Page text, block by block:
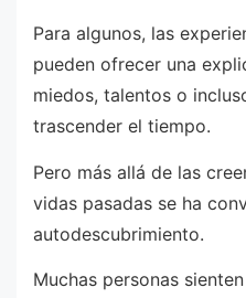
Para algunos, las
pueden ofrecer una
miedos, talentos o
trascender el tiempo.
Pero más allá de las
vidas pasadas se ha
autodescubrimiento.
Muchas personas